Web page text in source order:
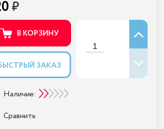
В КОРЗИНУ
ЗАКАЗ
Наличие:
Сравнить